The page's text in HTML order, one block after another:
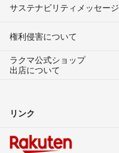
サステナビリティメッセージ
権利侵害について
ラクマ公式ショップ
出店について
リンク